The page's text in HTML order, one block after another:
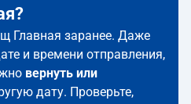
Главная заранее. Даже
и времени отправления,
вернуть или
дату. Проверьте,